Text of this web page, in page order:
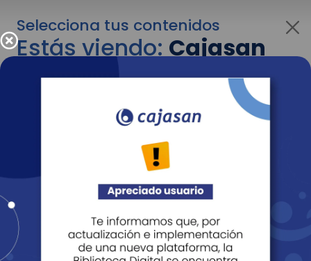
Selecciona tus contenidos
Estás viendo:Cajasan
para empresas
Para cambiar al contenido de tu interés más
adelante recuerda utilizar el menú
Entendido